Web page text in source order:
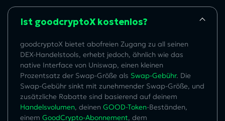
Ist goodcryptoX kostenlos?
goodcryptoX bietet abofreien Zugang zu all seinen
DEX-Handelstools, erhebt jedoch, ähnlich wie das
native Interface von Uniswap, einen kleinen
Prozentsatz der Swap-Größe als Swap-Gebühr. Die
Swap-Gebühr sinkt mit zunehmender Swap-Größe, und
zusätzliche Rabatte sind basierend auf deinem
Handelsvolumen, deinen GOOD-Token-Beständen,
einem GoodCrypto-Abonnement, dem